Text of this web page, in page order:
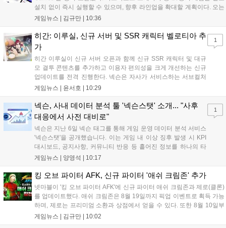
설치 없이 즉시 실행할 수 있으며, 향후 라인업을 확대할 계획이다. 오는
11일부터는 게임 실행 시 할인 쿠폰을 지급하는 오픈 기념 이벤트도 진
있는 환경을 조성해 창작자와 이용자 모두에게 새로운 경험을 제공할 것
으로 기대된다....
게임뉴스 | 김규만 | 10:36
히간: 이루실, 신규 서버 및 SSR 캐릭터 벨로티아 추
가
히간 이루실이 신규 서버 오픈과 함께 신규 SSR 캐릭터 및 대규
모 결투 콘텐츠를 추가하고 이용자 편의성을 크게 개선하는 신규
업데이트를 전격 진행한다. 넥슨은 자사가 서비스하는 서브컬처
게임 히간 이루실에 신규 서버 'world3'을 개설하고 신규 캐릭터
이번 업데이트를 통해 어둠 속 서큐버스...
게임뉴스 | 윤서호 | 10:29
1
넥슨, 사내 데이터 분석 툴 '넥슨스탯' 소개... "사후
대응에서 사전 대비로"
넥슨은 지난 6일 넥슨 태그를 통해 게임 운영 데이터 분석 서비스
'넥슨스탯'을 공개했습니다. 이는 게임 내 이상 징후 발생 시 KPI
대시보드, 공지사항, 커뮤니티 반응 등 흩어진 정보를 하나의 타
임라인에 연결해 원인을 빠르게 파악하도록 돕는 관제 허브입니
중심의 운영 방식을 사전 대비 체계로 전환하며 데이터 기반의 효
율적인 의사결정을 지원하고 있습니다....
게임뉴스 | 양영석 | 10:17
1
킹 오브 파이터 AFK, 신규 파이터 '애쉬 크림존' 추가
넷마블이 '킹 오브 파이터 AFK'에 신규 파이터 애쉬 크림존과 제로(클론)
를 업데이트했다. 애쉬 크림존은 8월 19일까지 픽업 이벤트로 획득 가능
하며, 제로는 프리미엄 소환과 상점에서 얻을 수 있다. 또한 8월 10일부
터 14일까지 럭키 엘피 이벤트로 론을, 13일부터 26일까지 트로피칼 아
게임뉴스 | 김규만 | 10:02